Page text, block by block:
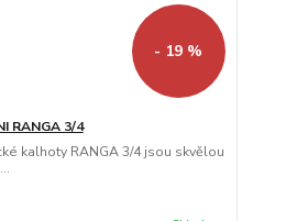
- 19 %
RANGA 3/4
kalhoty RANGA 3/4 jsou skvělou